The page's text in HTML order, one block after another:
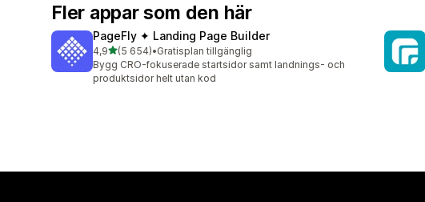
Fler appar som den här
PageFly ✦ Landing Page Builder
4,9av 5 stjärnor
(5 654)
5654 recensioner totalt
•Gratisplan tillgänglig
Bygg CRO-fokuserade startsidor samt landnings- och
produktsidor helt utan kod